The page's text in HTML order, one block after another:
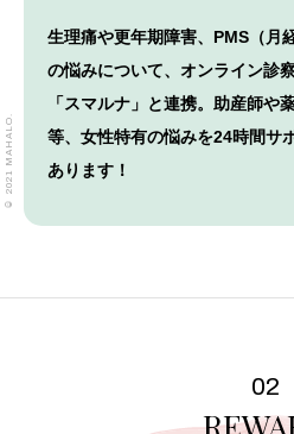
生理痛や更年期障害、PMS（月
の悩みについて、オンライン診
「スマルナ」と連携。助産師や
等、女性特有の悩みを24時間サ
あります！
02
© 2021 MAHALO.